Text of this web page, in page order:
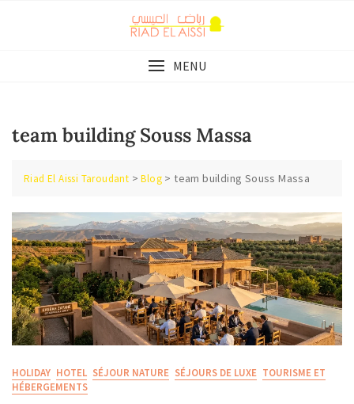
MENU
team building Souss Massa
Riad El Aissi Taroudant >Blog >team building Souss Massa
HOLIDAY HOTEL SÉJOUR NATURE SÉJOURS DE LUXE TOURISME ET
HÉBERGEMENTS